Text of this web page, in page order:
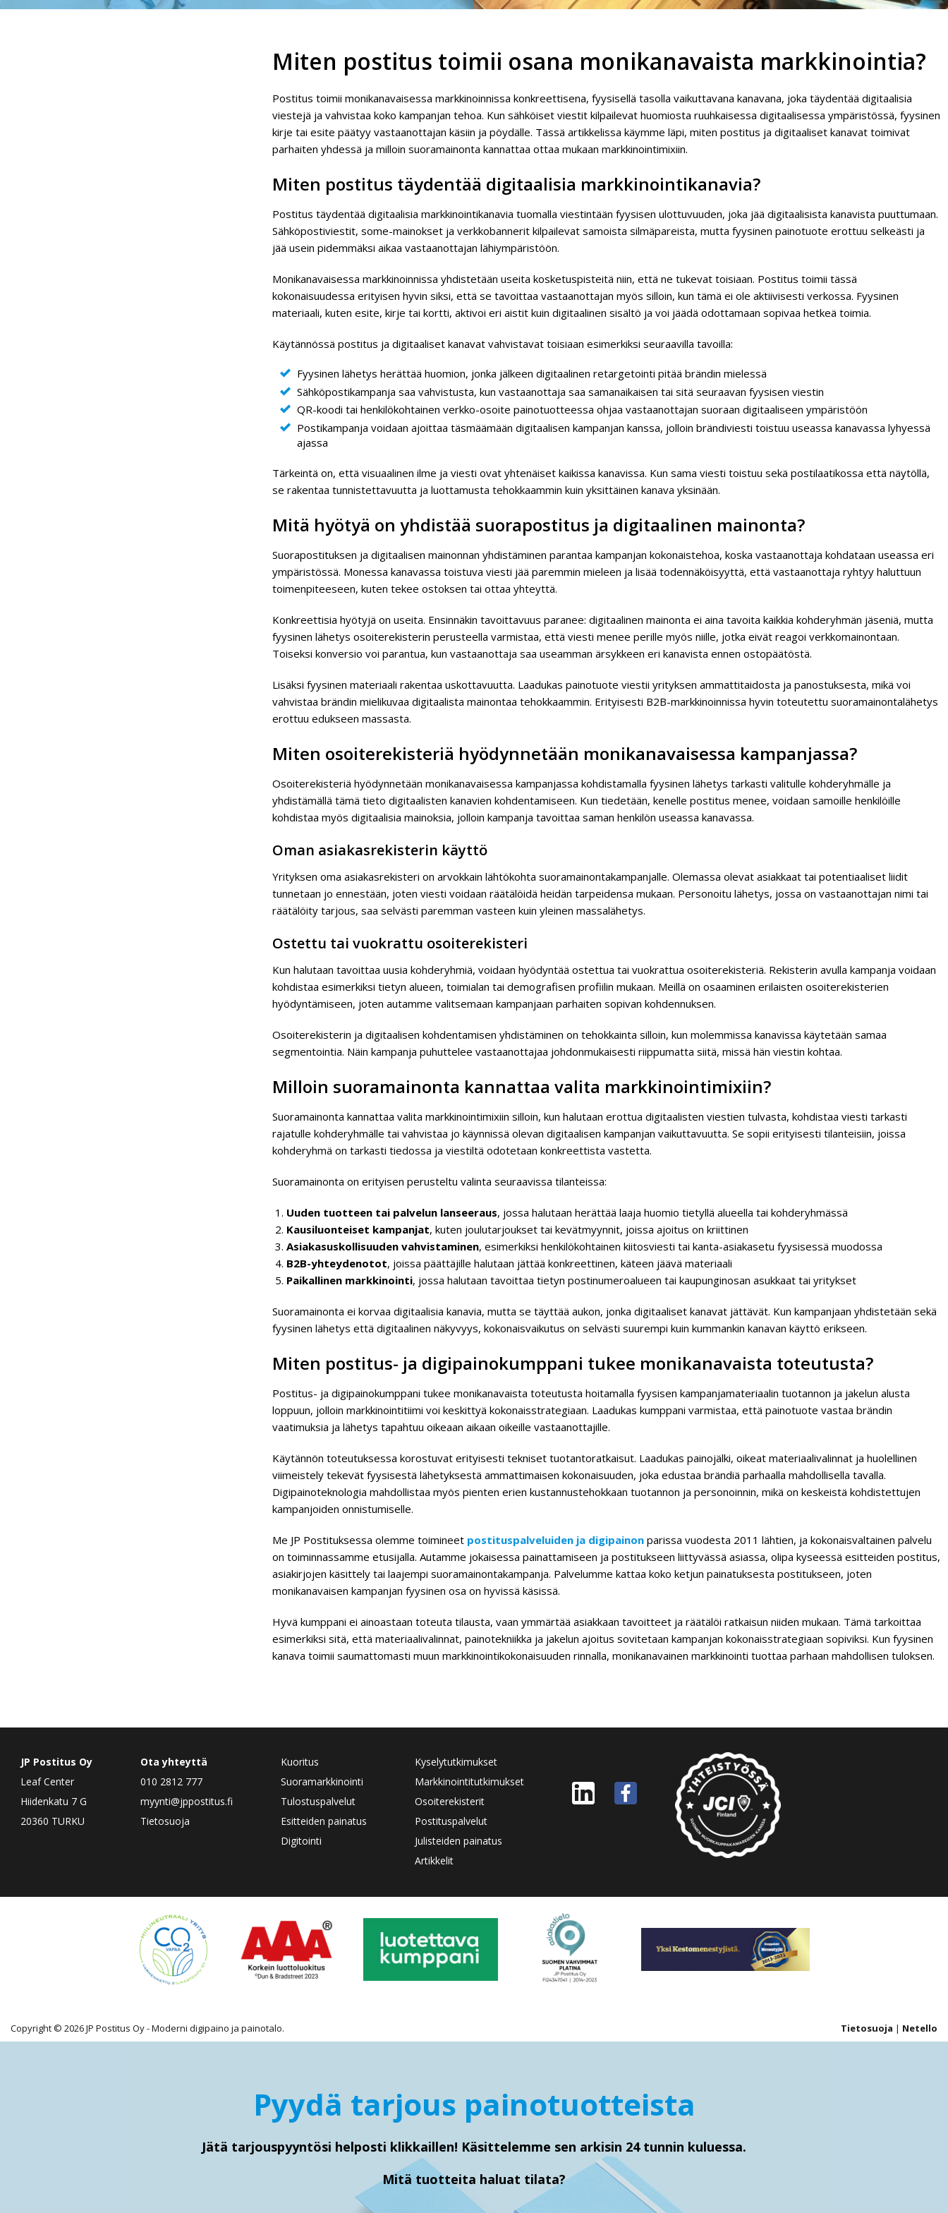
Miten postitus toimii osana monikanavaista markkinointia?
Postitus toimii monikanavaisessa markkinoinnissa konkreettisena, fyysisellä tasolla vaikuttavana kanavana, joka täydentää digitaalisia
viestejä ja vahvistaa koko kampanjan tehoa. Kun sähköiset viestit kilpailevat huomiosta ruuhkaisessa digitaalisessa ympäristössä, fyysinen
kirje tai esite päätyy vastaanottajan käsiin ja pöydälle. Tässä artikkelissa käymme läpi, miten postitus ja digitaaliset kanavat toimivat
parhaiten yhdessä ja milloin suoramainonta kannattaa ottaa mukaan markkinointimixiin.
Miten postitus täydentää digitaalisia markkinointikanavia?
Postitus täydentää digitaalisia markkinointikanavia tuomalla viestintään fyysisen ulottuvuuden, joka jää digitaalisista kanavista puuttumaan.
Sähköpostiviestit, some-mainokset ja verkkobannerit kilpailevat samoista silmäpareista, mutta fyysinen painotuote erottuu selkeästi ja
jää usein pidemmäksi aikaa vastaanottajan lähiympäristöön.
Monikanavaisessa markkinoinnissa yhdistetään useita kosketuspisteitä niin, että ne tukevat toisiaan. Postitus toimii tässä
kokonaisuudessa erityisen hyvin siksi, että se tavoittaa vastaanottajan myös silloin, kun tämä ei ole aktiivisesti verkossa. Fyysinen
materiaali, kuten esite, kirje tai kortti, aktivoi eri aistit kuin digitaalinen sisältö ja voi jäädä odottamaan sopivaa hetkeä toimia.
Käytännössä postitus ja digitaaliset kanavat vahvistavat toisiaan esimerkiksi seuraavilla tavoilla:
Fyysinen lähetys herättää huomion, jonka jälkeen digitaalinen retargetointi pitää brändin mielessä
Sähköpostikampanja saa vahvistusta, kun vastaanottaja saa samanaikaisen tai sitä seuraavan fyysisen viestin
QR-koodi tai henkilökohtainen verkko-osoite painotuotteessa ohjaa vastaanottajan suoraan digitaaliseen ympäristöön
Postikampanja voidaan ajoittaa täsmäämään digitaalisen kampanjan kanssa, jolloin brändiviesti toistuu useassa kanavassa lyhyessä
ajassa
Tärkeintä on, että visuaalinen ilme ja viesti ovat yhtenäiset kaikissa kanavissa. Kun sama viesti toistuu sekä postilaatikossa että näytöllä,
se rakentaa tunnistettavuutta ja luottamusta tehokkaammin kuin yksittäinen kanava yksinään.
Mitä hyötyä on yhdistää suorapostitus ja digitaalinen mainonta?
Suorapostituksen ja digitaalisen mainonnan yhdistäminen parantaa kampanjan kokonaistehoa, koska vastaanottaja kohdataan useassa eri
ympäristössä. Monessa kanavassa toistuva viesti jää paremmin mieleen ja lisää todennäköisyyttä, että vastaanottaja ryhtyy haluttuun
toimenpiteeseen, kuten tekee ostoksen tai ottaa yhteyttä.
Konkreettisia hyötyjä on useita. Ensinnäkin tavoittavuus paranee: digitaalinen mainonta ei aina tavoita kaikkia kohderyhmän jäseniä, mutta
fyysinen lähetys osoiterekisterin perusteella varmistaa, että viesti menee perille myös niille, jotka eivät reagoi verkkomainontaan.
Toiseksi konversio voi parantua, kun vastaanottaja saa useamman ärsykkeen eri kanavista ennen ostopäätöstä.
Lisäksi fyysinen materiaali rakentaa uskottavuutta. Laadukas painotuote viestii yrityksen ammattitaidosta ja panostuksesta, mikä voi
vahvistaa brändin mielikuvaa digitaalista mainontaa tehokkaammin. Erityisesti B2B-markkinoinnissa hyvin toteutettu suoramainontalähetys
erottuu edukseen massasta.
Miten osoiterekisteriä hyödynnetään monikanavaisessa kampanjassa?
Osoiterekisteriä hyödynnetään monikanavaisessa kampanjassa kohdistamalla fyysinen lähetys tarkasti valitulle kohderyhmälle ja
yhdistämällä tämä tieto digitaalisten kanavien kohdentamiseen. Kun tiedetään, kenelle postitus menee, voidaan samoille henkilöille
kohdistaa myös digitaalisia mainoksia, jolloin kampanja tavoittaa saman henkilön useassa kanavassa.
Oman asiakasrekisterin käyttö
Yrityksen oma asiakasrekisteri on arvokkain lähtökohta suoramainontakampanjalle. Olemassa olevat asiakkaat tai potentiaaliset liidit
tunnetaan jo ennestään, joten viesti voidaan räätälöidä heidän tarpeidensa mukaan. Personoitu lähetys, jossa on vastaanottajan nimi tai
räätälöity tarjous, saa selvästi paremman vasteen kuin yleinen massalähetys.
Ostettu tai vuokrattu osoiterekisteri
Kun halutaan tavoittaa uusia kohderyhmiä, voidaan hyödyntää ostettua tai vuokrattua osoiterekisteriä. Rekisterin avulla kampanja voidaan
kohdistaa esimerkiksi tietyn alueen, toimialan tai demografisen profiilin mukaan. Meillä on osaaminen erilaisten osoiterekisterien
hyödyntämiseen, joten autamme valitsemaan kampanjaan parhaiten sopivan kohdennuksen.
Osoiterekisterin ja digitaalisen kohdentamisen yhdistäminen on tehokkainta silloin, kun molemmissa kanavissa käytetään samaa
segmentointia. Näin kampanja puhuttelee vastaanottajaa johdonmukaisesti riippumatta siitä, missä hän viestin kohtaa.
Milloin suoramainonta kannattaa valita markkinointimixiin?
Suoramainonta kannattaa valita markkinointimixiin silloin, kun halutaan erottua digitaalisten viestien tulvasta, kohdistaa viesti tarkasti
rajatulle kohderyhmälle tai vahvistaa jo käynnissä olevan digitaalisen kampanjan vaikuttavuutta. Se sopii erityisesti tilanteisiin, joissa
kohderyhmä on tarkasti tiedossa ja viestiltä odotetaan konkreettista vastetta.
Suoramainonta on erityisen perusteltu valinta seuraavissa tilanteissa:
Uuden tuotteen tai palvelun lanseeraus, jossa halutaan herättää laaja huomio tietyllä alueella tai kohderyhmässä
Kausiluonteiset kampanjat, kuten joulutarjoukset tai kevätmyynnit, joissa ajoitus on kriittinen
Asiakasuskollisuuden vahvistaminen, esimerkiksi henkilökohtainen kiitosviesti tai kanta-asiakasetu fyysisessä muodossa
B2B-yhteydenotot, joissa päättäjille halutaan jättää konkreettinen, käteen jäävä materiaali
Paikallinen markkinointi, jossa halutaan tavoittaa tietyn postinumeroalueen tai kaupunginosan asukkaat tai yritykset
Suoramainonta ei korvaa digitaalisia kanavia, mutta se täyttää aukon, jonka digitaaliset kanavat jättävät. Kun kampanjaan yhdistetään sekä
fyysinen lähetys että digitaalinen näkyvyys, kokonaisvaikutus on selvästi suurempi kuin kummankin kanavan käyttö erikseen.
Miten postitus- ja digipainokumppani tukee monikanavaista toteutusta?
Postitus- ja digipainokumppani tukee monikanavaista toteutusta hoitamalla fyysisen kampanjamateriaalin tuotannon ja jakelun alusta
loppuun, jolloin markkinointitiimi voi keskittyä kokonaisstrategiaan. Laadukas kumppani varmistaa, että painotuote vastaa brändin
vaatimuksia ja lähetys tapahtuu oikeaan aikaan oikeille vastaanottajille.
Käytännön toteutuksessa korostuvat erityisesti tekniset tuotantoratkaisut. Laadukas painojälki, oikeat materiaalivalinnat ja huolellinen
viimeistely tekevät fyysisestä lähetyksestä ammattimaisen kokonaisuuden, joka edustaa brändiä parhaalla mahdollisella tavalla.
Digipainoteknologia mahdollistaa myös pienten erien kustannustehokkaan tuotannon ja personoinnin, mikä on keskeistä kohdistettujen
kampanjoiden onnistumiselle.
Me JP Postituksessa olemme toimineet postituspalveluiden ja digipainon parissa vuodesta 2011 lähtien, ja kokonaisvaltainen palvelu
on toiminnassamme etusijalla. Autamme jokaisessa painattamiseen ja postitukseen liittyvässä asiassa, olipa kyseessä esitteiden postitus,
asiakirjojen käsittely tai laajempi suoramainontakampanja. Palvelumme kattaa koko ketjun painatuksesta postitukseen, joten
monikanavaisen kampanjan fyysinen osa on hyvissä käsissä.
Hyvä kumppani ei ainoastaan toteuta tilausta, vaan ymmärtää asiakkaan tavoitteet ja räätälöi ratkaisun niiden mukaan. Tämä tarkoittaa
esimerkiksi sitä, että materiaalivalinnat, painotekniikka ja jakelun ajoitus sovitetaan kampanjan kokonaisstrategiaan sopiviksi. Kun fyysinen
kanava toimii saumattomasti muun markkinointikokonaisuuden rinnalla, monikanavainen markkinointi tuottaa parhaan mahdollisen tuloksen.
JP Postitus Oy
Leaf Center
Hiidenkatu 7 G
20360 TURKU
Ota yhteyttä
010 2812 777
myynti@jppostitus.fi
Tietosuoja
Kuoritus
Suoramarkkinointi
Tulostuspalvelut
Esitteiden painatus
Digitointi
Kyselytutkimukset
Markkinointitutkimukset
Osoiterekisterit
Postituspalvelut
Julisteiden painatus
Artikkelit
Copyright © 2026 JP Postitus Oy - Moderni digipaino ja painotalo. Tietosuoja | Netello